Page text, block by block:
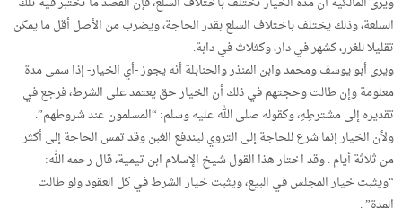
السلعة، وذلك يختلف باختلاف السلع بقدر الحاجة، ويضرب من الأصل أقل ما يمكن
تقليلا للغرر، كشهر في دار، وكثلاث في دابة.
ويرى أبو يوسف ومحمد وابن المنذر والحنابلة أنه يجوز -أي الخيار- إذا سمى مدة
معلومة وإن طالت وحجتهم في ذلك أن الخيار حق يعتمد على الشرط، فرجع في
تقديره إلى مشترطِهِ، وكقوله صلى الله عليه وسلم: “المسلمون عند شروطهم”.
ولأن الخيار إنما شرع للحاجة إلى التروي ليندفع الغبن وقد تمس الحاجة إلى أكثر
من ثلاثة أيام . وقد اختار هذا القول شيخ الإسلام ابن تيمية، قال رحمه الله:
“ويثبت خيار المجلس في البيع، ويثبت خيار الشرط في كل العقود ولو طالت
المدة” .